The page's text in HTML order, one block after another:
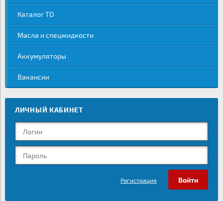
Каталог ТО
Масла и спецжидкости
Аккумуляторы
Вакансии
ЛИЧНЫЙ КАБИНЕТ
Регистрация